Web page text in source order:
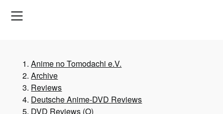
Anime no Tomodachi e.V.
Archive
Reviews
Deutsche Anime-DVD Reviews
DVD Reviews (O)